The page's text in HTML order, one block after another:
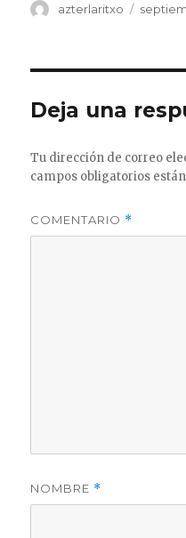
Autor
azterlaritxo
Deja una
Tu dirección de correo
campos obligatorios
COMENTARIO *
NOMBRE *